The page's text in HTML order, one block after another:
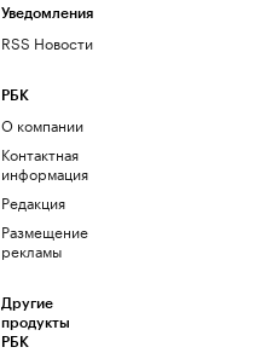
Уведомления
RSS Новости
РБК
О компании
Контактная
информация
Редакция
Размещение
рекламы
Другие
продукты
РБК